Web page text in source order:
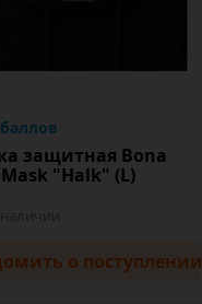
защитная Bona
"Halk" (L)
о поступлении